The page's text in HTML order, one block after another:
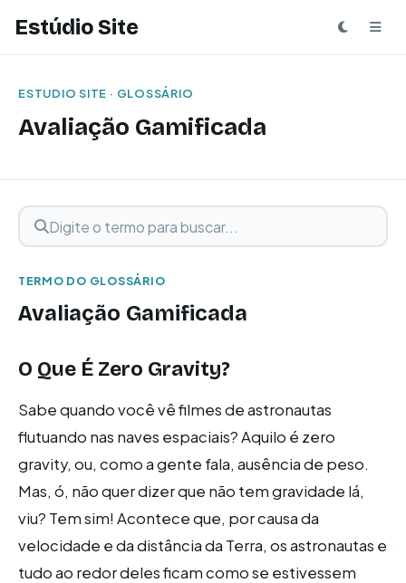
Estúdio Site
ESTUDIO SITE · GLOSSÁRIO
Avaliação Gamificada
Buscar termo
Digite o termo para buscar
TERMO DO GLOSSÁRIO
Avaliação Gamificada
O Que É Zero Gravity?
Sabe quando você vê filmes de astronautas
flutuando nas naves espaciais? Aquilo é zero
gravity, ou, como a gente fala, ausência de peso.
Mas, ó, não quer dizer que não tem gravidade lá,
viu? Tem sim! Acontece que, por causa da
velocidade e da distância da Terra, os astronautas e
tudo ao redor deles ficam como se estivessem